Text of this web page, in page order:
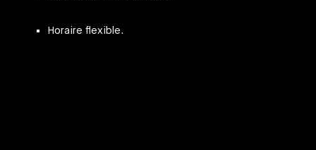
Horaire flexible.